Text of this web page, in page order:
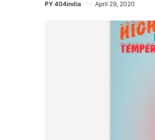
PY 404india April 29, 2020